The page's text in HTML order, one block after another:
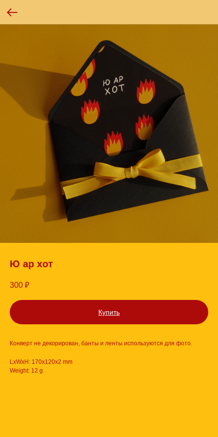
Ю ар хот
300 ₽
Купить
Конверт не декорирован, банты и ленты используются для фото.
LxWxH: 170x120x2 mm
Weight: 12 g